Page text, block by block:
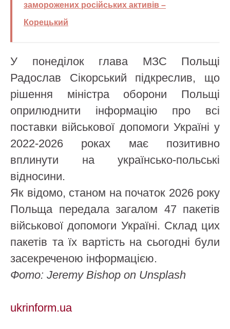
заморожених російських активів –
Корецький
У понеділок глава МЗС Польщі
Радослав Сікорський підкреслив, що
рішення міністра оборони Польщі
оприлюднити інформацію про всі
поставки військової допомоги Україні у
2022-2026 роках має позитивно
вплинути на українсько-польські
відносини.
Як відомо, станом на початок 2026 року
Польща передала загалом 47 пакетів
військової допомоги Україні. Склад цих
пакетів та їх вартість на сьогодні були
засекреченою інформацією.
Фото: Jeremy Bishop on Unsplash
ukrinform.ua